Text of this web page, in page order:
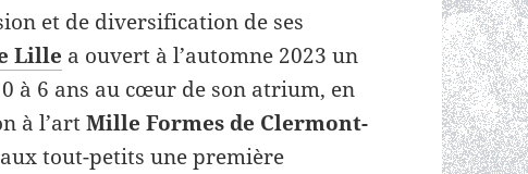
et de diversification de ses
Lille a ouvert à l’automne 2023 un
à 6 ans au cœur de son atrium, en
à l’artMille Formes de Clermont-
tout-petits une première